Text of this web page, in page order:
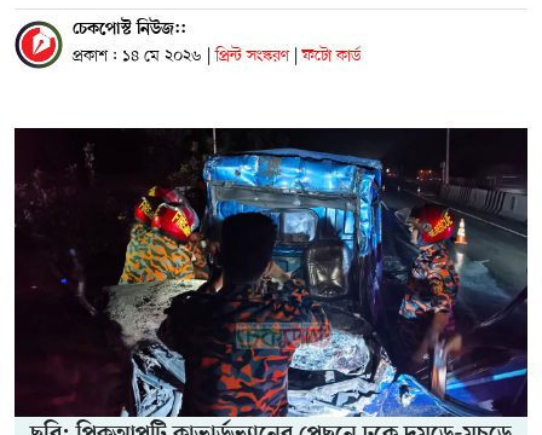
চেকপোস্ট নিউজ::
প্রকাশ : ১৪ মে ২০২৬ | প্রিন্ট সংস্করণ | ফটো কার্ড